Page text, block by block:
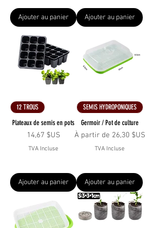
Ajouter au panier Ajouter au panier
12 TROUS
Plateaux de semis en pots
Prix
14,67 $US
TVA Incluse
Ajouter au panier
SEMIS HYDROPONIQUES
Germoir / Pot de culture
À partir de 26,30 $US
Prix promotionnel
TVA Incluse
Ajouter au panier